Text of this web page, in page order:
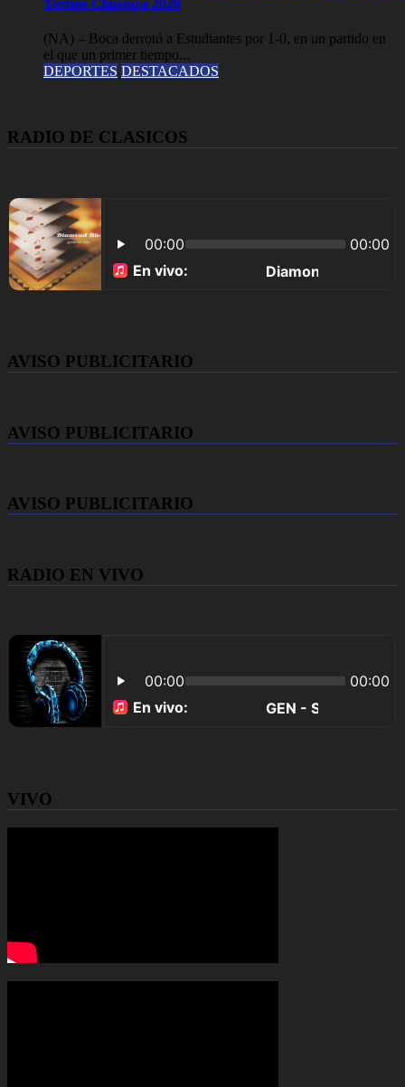
Torneo Clausura 2026
(NA) – Boca derrotó a Estudiantes por 1-0, en un partido en
el que un primer tiempo...
DEPORTES DESTACADOS
RADIO DE CLASICOS
AVISO PUBLICITARIO
AVISO PUBLICITARIO
AVISO PUBLICITARIO
RADIO EN VIVO
VIVO